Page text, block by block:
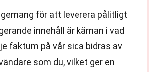
för att leverera pålitligt
innehåll är kärnan i vad
faktum på vår sida bidras av
som du, vilket ger en